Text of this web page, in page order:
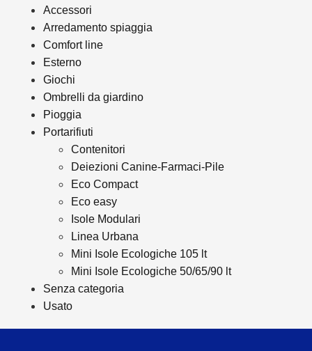
Accessori
Arredamento spiaggia
Comfort line
Esterno
Giochi
Ombrelli da giardino
Pioggia
Portarifiuti
Contenitori
Deiezioni Canine-Farmaci-Pile
Eco Compact
Eco easy
Isole Modulari
Linea Urbana
Mini Isole Ecologiche 105 lt
Mini Isole Ecologiche 50/65/90 lt
Senza categoria
Usato